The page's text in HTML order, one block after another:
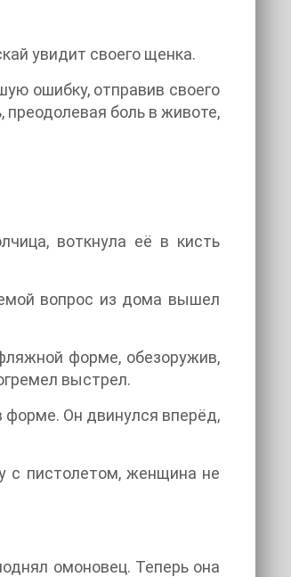
увидит своего щенка.
ошибку, отправив своего
боль в животе,
воткнула её в кисть
вопрос из дома вышел
форме, обезоружив,
выстрел.
форме. Он двинулся вперёд,
с пистолетом, женщина не
омоновец. Теперь она